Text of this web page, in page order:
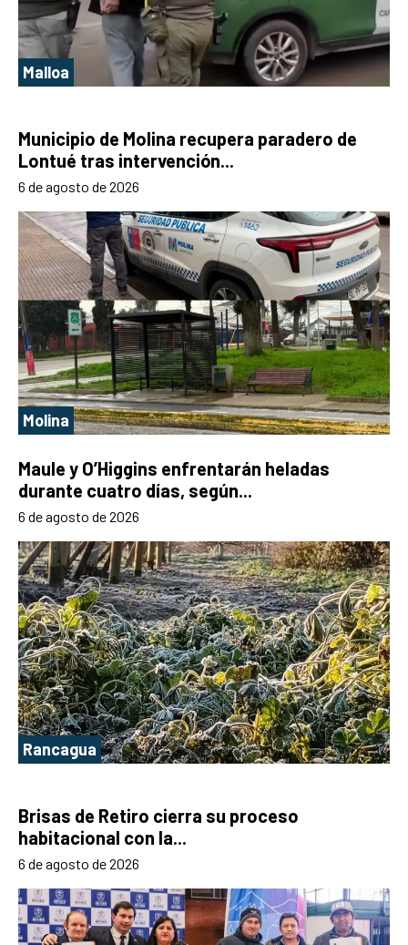
Malloa
Municipio de Molina recupera paradero de
Lontué tras intervención...
6 de agosto de 2026
Molina
Maule y O’Higgins enfrentarán heladas
durante cuatro días, según...
6 de agosto de 2026
Rancagua
Brisas de Retiro cierra su proceso
habitacional con la...
6 de agosto de 2026